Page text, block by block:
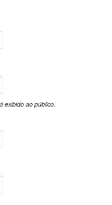
exibido ao público.